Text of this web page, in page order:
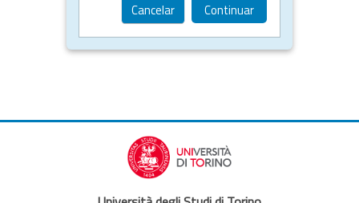
Cancelar Continuar